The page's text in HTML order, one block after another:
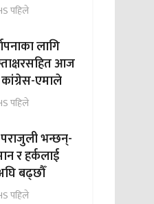
पहिले
लागि
आज
कांग्रेस-एमाले
पहिले
पराजुली भन्छन्-
र हर्कलाई
बढ्छौँ
पहिले